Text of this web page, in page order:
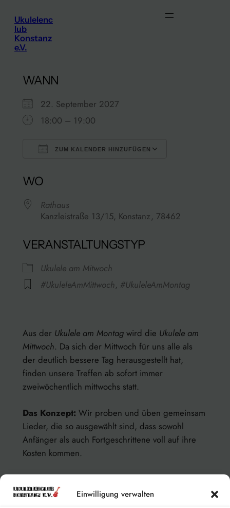
Einwilligung verwalten
Inhalt
springen
Ukulelenc
lub
Konstanz
e.V.
WANN
22. September 2027
18:00 – 19:00
ZUM KALENDER HINZUFÜGEN
WO
Rathaus
Kanzleistraße 13/15, Konstanz, 78462
VERANSTALTUNGSTYP
Ukulele am Mitwoch
#UkuleleAmMittwoch, #UkuleleAmMontag
Veranstaltungen anzeigen
Aus der Ukulele am Montagwird die Ukulele am
Mittwoch. Da sich der Mittwoch für uns alle als
der deutlich bessere Tag herausgestellt hat,
finden unsere Treffen ab sofort immer
zweiwöchentlich mittwochs statt.
Das Konzept: Wir proben und üben gemeinsam
Lieder, die so ausgewählt sind, dass sowohl
Anfänger als auch Fortgeschrittene voll auf ihre
Kosten kommen.
festes Repertoire aufbauen. Für alle, die Lust